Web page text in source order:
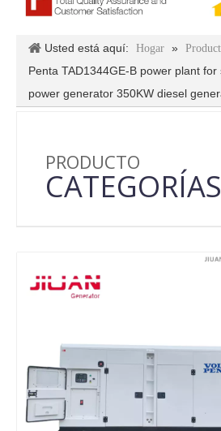
Usted está aquí: Hogar »
Penta TAD1344GE-B power plant
power generator 350KW diesel
PRODUCTO
CATEGORÍAS